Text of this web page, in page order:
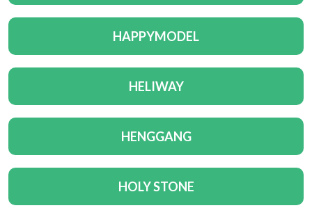
HAPPYMODEL
HELIWAY
HENGGANG
HOLY STONE